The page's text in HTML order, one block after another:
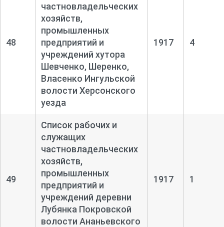
48
частновладельческих
хозяйств,
промышленных
предприятий и
учреждений хутора
Шевченко, Шеренко,
Власенко Ингульской
волости Херсонского
уезда
1917 4
49
Список рабочих и
служащих
частновладельческих
хозяйств,
промышленных
предприятий и
учреждений деревни
Лубянка Покровской
волости Ананьевского
1917 1